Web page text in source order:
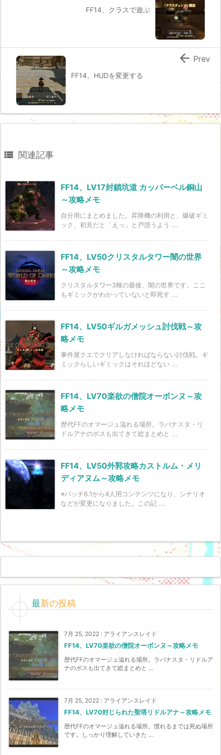
FF14、クラスで遊ぶ
FF14、HUDを変更する
 Prev
 関連記事
FF14、LV17封鎖坑道 カッパーベル銅山
～攻略メモ
自分用にまとめました。昇降機の利用と、爆破ギミ
ック、初見だと「えっ」と戸惑うよう ...
FF14、LV50クリスタルタワー闇の世界
～攻略メモ
クリスタルタワー3種の最後、闇の世界です。ここ
もギミックがわかっていないと即死す ...
FF14、LV50ギルガメッシュ討伐戦～攻
略メモ
事件屋クエでクリアしなければならない討伐戦。ギ
ミックらしいギミックはそれほどない ...
FF14、LV70楽欲の僧院オーボンヌ～攻
略メモ
歴代FFのオマージュ溢れる場所。ラバナスタ・リ
ドルアナのボスも出てきて総まとめと ...
FF14、LV50外郭攻略カストルム・メリ
ディアヌム～攻略メモ
※パッチ6.1から4人用コンテンツになり、シナリオ
などが変更になりました。この記 ...
最新の投稿
7月 25, 2022 : アライアンスレイド
FF14、LV70楽欲の僧院オーボンヌ～攻略メモ
歴代FFのオマージュ溢れる場所。ラバナスタ・リドルア
ナのボスも出てきて総まとめと ...
7月 25, 2022 : アライアンスレイド
FF14、LV70封じられた聖塔リドルアナ～攻略メモ
歴代FFのオマージュ溢れる場所。慣れるまでは死ぬ場所
です。しっかり理解していきた ...